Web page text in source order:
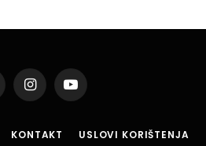
InstagramYouTube
KONTAKT USLOVI KORIŠTENJA